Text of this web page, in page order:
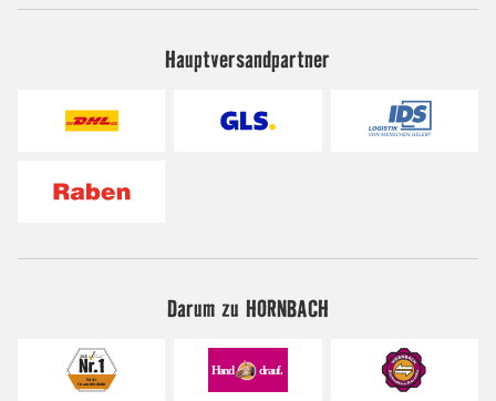
Hauptversandpartner
Darum zu HORNBACH